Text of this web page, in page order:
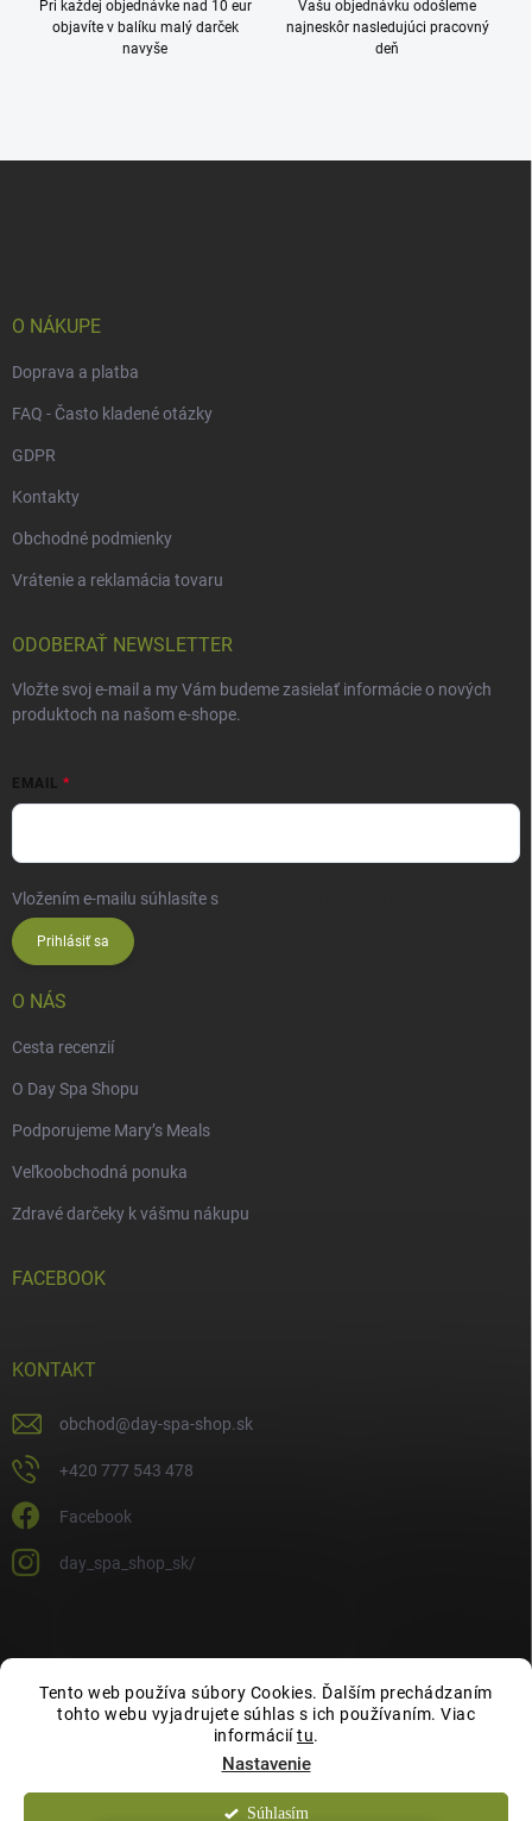
Tento web používa súbory Cookies. Ďalším prechádzaním
tohto webu vyjadrujete súhlas s ich používaním. Viac
informáciítu.
Nastavenie
Súhlasím
Pri každej objednávke nad 10 eur
objavíte v balíku malý darček
navyše
Vašu objednávku odošleme
najneskôr nasledujúci pracovný
deň
O NÁKUPE
Doprava a platba
FAQ - Často kladené otázky
GDPR
Kontakty
Obchodné podmienky
Vrátenie a reklamácia tovaru
ODOBERAŤ NEWSLETTER
Vložte svoj e-mail a my Vám budeme zasielať informácie o nových
produktoch na našom e-shope.
EMAIL
Vložením e-mailu súhlasíte s
Prihlásiť sa
O NÁS
Cesta recenzií
O Day Spa Shopu
Podporujeme Mary’s Meals
Veľkoobchodná ponuka
Zdravé darčeky k vášmu nákupu
FACEBOOK
KONTAKT
obchod@day-spa-shop.sk
+420 777 543 478
Facebook
day_spa_shop_sk/